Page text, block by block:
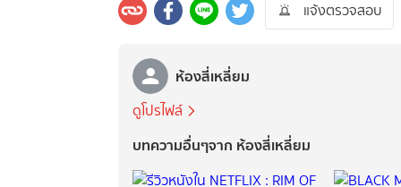
แจ้งตรวจสอบ
ห้องสี่เหลี่ยม
ดูโปรไฟล์
บทความอื่นๆจาก ห้องสี่เหลี่ยม